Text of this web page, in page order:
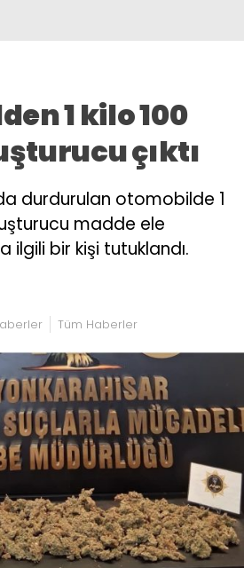
1 kilo 100
çıktı
durdurulan otomobilde 1
madde ele
ilgili bir kişi tutuklandı.
Tüm Haberler